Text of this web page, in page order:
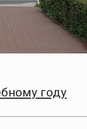
году